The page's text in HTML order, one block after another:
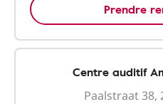
Prendre
Centre auditif
Paalstraat 38,